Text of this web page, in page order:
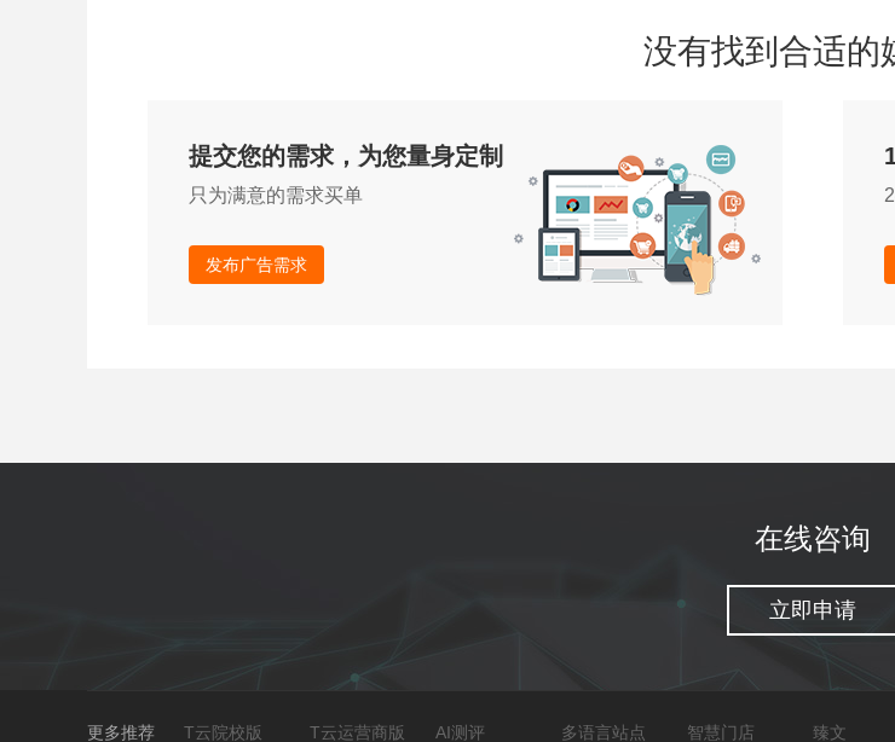
没有找到合适的
提交您的需求，为您量身定制
只为满意的需求买单
发布广告需求
在线咨询
立即申请
更多推荐 T云院校版 T云运营商版 AI测评 多语言站点 智慧门店 臻文